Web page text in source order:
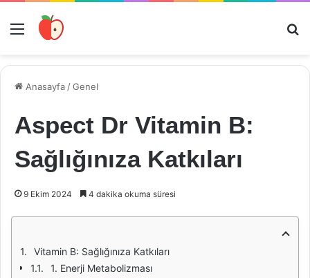
Menü
Anasayfa /Genel
Aspect Dr Vitamin B:
Sağlığınıza Katkıları
9 Ekim 2024 4 dakika okuma süresi
Vitamin B: Sağlığınıza Katkıları
1. Enerji Metabolizması